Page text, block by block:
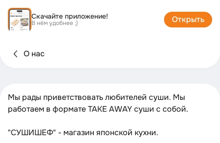
Скачайте приложение!
В нём удобнее ;) Открыть
О нас
Мы рады приветствовать любителей суши. Мы
работаем в формате TAKE AWAY суши с собой.
"СУШИШЕФ" - магазин японской кухни.